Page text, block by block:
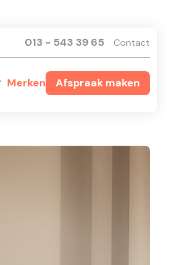
013 - 543 39 65 Contact
Merken Afspraak maken